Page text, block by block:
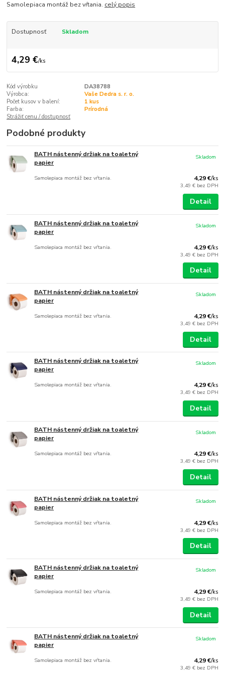
Samolepiaca montáž bez vŕtania. celý popis
Dostupnosť Skladom
4,29 €/ks
Kód výrobku
DA38788
Výrobca:
Vaše Dedra s. r. o.
Počet kusov v balení:
1 kus
Farba:
Prírodná
Strážiť cenu / dostupnosť
Podobné produkty
BATH nástenný držiak na toaletný
papier
Samolepiaca montáž bez vŕtania. 4,29 €/ks
3,49 € bez DPH
Skladom
Detail
BATH nástenný držiak na toaletný
papier
Samolepiaca montáž bez vŕtania. 4,29 €/ks
3,49 € bez DPH
Skladom
Detail
BATH nástenný držiak na toaletný
papier
Samolepiaca montáž bez vŕtania. 4,29 €/ks
3,49 € bez DPH
Skladom
Detail
BATH nástenný držiak na toaletný
papier
Samolepiaca montáž bez vŕtania. 4,29 €/ks
3,49 € bez DPH
Skladom
Detail
BATH nástenný držiak na toaletný
papier
Samolepiaca montáž bez vŕtania. 4,29 €/ks
3,49 € bez DPH
Skladom
Detail
BATH nástenný držiak na toaletný
papier
Samolepiaca montáž bez vŕtania. 4,29 €/ks
3,49 € bez DPH
Skladom
Detail
BATH nástenný držiak na toaletný
papier
Samolepiaca montáž bez vŕtania. 4,29 €/ks
3,49 € bez DPH
Skladom
Detail
BATH nástenný držiak na toaletný
papier
Samolepiaca montáž bez vŕtania. 4,29 €/ks
3,49 € bez DPH
Skladom